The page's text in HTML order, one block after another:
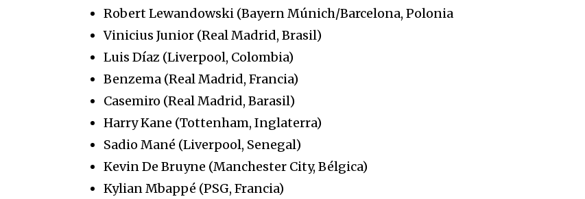
Robert Lewandowski (Bayern Múnich/Barcelona, Polonia
Vinicius Junior (Real Madrid, Brasil)
Luis Díaz (Liverpool, Colombia)
Benzema (Real Madrid, Francia)
Casemiro (Real Madrid, Barasil)
Harry Kane (Tottenham, Inglaterra)
Sadio Mané (Liverpool, Senegal)
Kevin De Bruyne (Manchester City, Bélgica)
Kylian Mbappé (PSG, Francia)